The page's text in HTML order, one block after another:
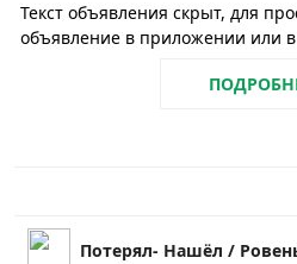
Текст объявления скрыт, для
объявление в приложении или в
Потерял- Нашёл /